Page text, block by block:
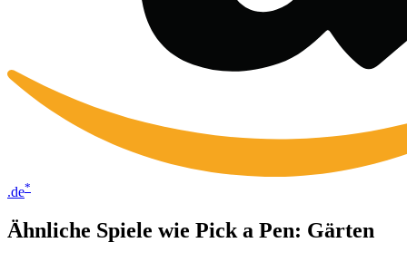
.de*
Ähnliche Spiele wie Pick a Pen: Gärten